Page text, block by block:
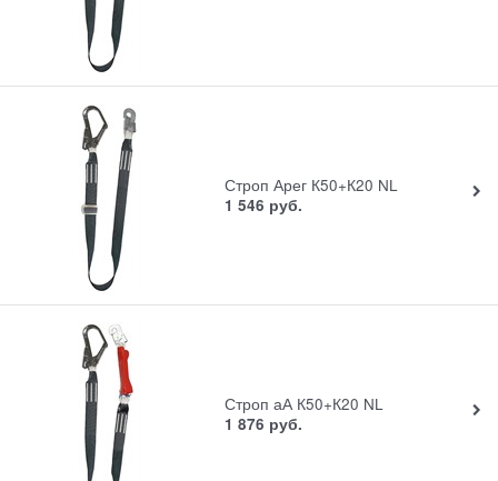
Строп Арег К50+К20 NL
1 546 руб.
Строп аА К50+К20 NL
1 876 руб.